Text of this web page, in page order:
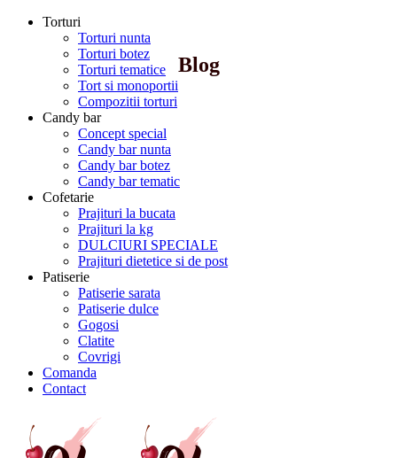
Torturi
Torturi nunta
Torturi botez
Torturi tematice
Tort si monoportii
Compozitii torturi
Candy bar
Concept special
Candy bar nunta
Candy bar botez
Candy bar tematic
Cofetarie
Prajituri la bucata
Prajituri la kg
DULCIURI SPECIALE
Prajituri dietetice si de post
Patiserie
Patiserie sarata
Patiserie dulce
Gogosi
Clatite
Covrigi
Comanda
Contact
Blog